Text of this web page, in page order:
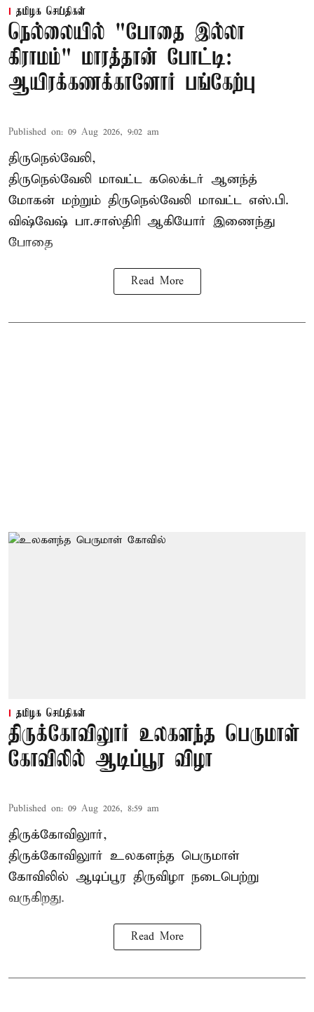
தமிழக செய்திகள்
நெல்லையில் "போதை இல்லா
கிராமம்" மாரத்தான் போட்டி:
ஆயிரக்கணக்கானோர் பங்கேற்பு
Published on: 09 Aug 2026, 9:02 am
திருநெல்வேலி,
திருநெல்வேலி மாவட்ட கலெக்டர் ஆனந்த்
மோகன் மற்றும் திருநெல்வேலி மாவட்ட எஸ்.பி.
விஷ்வேஷ் பா.சாஸ்திரி ஆகியோர் இணைந்து
போதை
Read More
தமிழக செய்திகள்
திருக்கோவிலுார் உலகளந்த பெருமாள்
கோவிலில் ஆடிப்பூர விழா
Published on: 09 Aug 2026, 8:59 am
திருக்கோவிலுார்,
திருக்கோவிலுார் உலகளந்த பெருமாள்
கோவிலில் ஆடிப்பூர திருவிழா நடைபெற்று
வருகிறது.
Read More